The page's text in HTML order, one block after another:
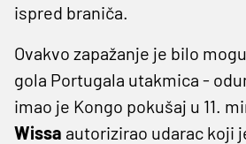
ispred braniča.
Ovakvo zapažanje je bilo
gola Portugala utakmica -
imao je Kongo pokušaj u 11.
Wissa autorizirao udarac koji